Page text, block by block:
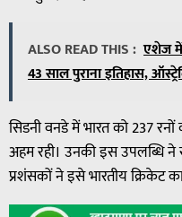
ALSO READ THIS : एशेज में
43 साल पुराना इतिहास,
सिडनी वनडे में भारत को 237
अहम रही। उनकी इस उपलब्धि ने
प्रशंसकों ने इसे भारतीय क्रिकेट